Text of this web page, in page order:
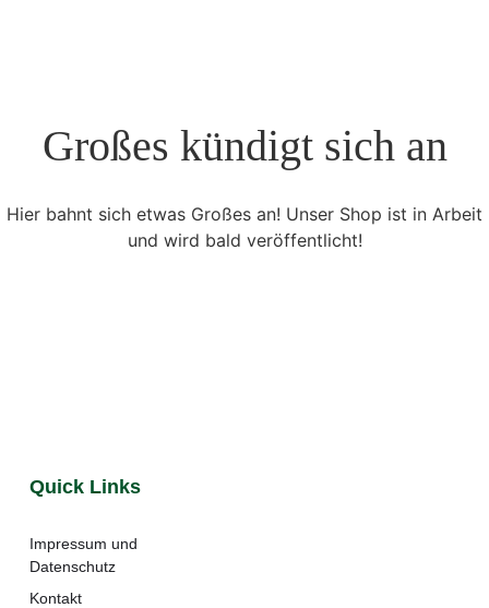
Großes kündigt sich an
Hier bahnt sich etwas Großes an! Unser Shop ist in Arbeit
und wird bald veröffentlicht!
Quick Links
Impressum und
Datenschutz
Kontakt